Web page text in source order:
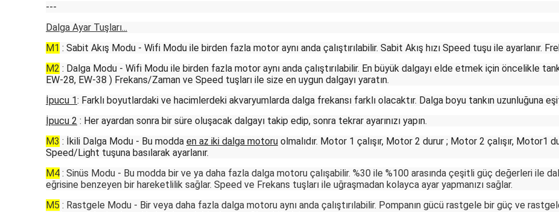
---
Dalga Ayar Tuşları...
M1 : Sabit Akış Modu - Wifi Modu ile birden fazla motor aynı anda çalıştırılabilir. Sabit Akış hızı Speed tuşu ile ayarlanır.
M2 : Dalga Modu - Wifi Modu ile birden fazla motor aynı anda çalıştırılabilir. En büyük dalgayı elde etmek için öncelikle
EW-28, EW-38 ) Frekans/Zaman ve Speed tuşları ile size en uygun dalgayı yaratın.
İpucu 1: Farklı boyutlardaki ve hacimlerdeki akvaryumlarda dalga frekansı farklı olacaktır. Dalga boyu tankın uzunluğuna
İpucu 2 : Her ayardan sonra bir süre oluşacak dalgayı takip edip, sonra tekrar ayarınızı yapın.
M3 : İkili Dalga Modu - Bu modda en az iki dalga motoru olmalıdır. Motor 1 çalışır, Motor 2 durur ; Motor 2 çalışır, Motor1
Speed/Light tuşuna basılarak ayarlanır.
M4 : Sinüs Modu - Bu modda bir ve ya daha fazla dalga motoru çalışabilir. %30 ile %100 arasında çeşitli güç değerleri ile
eğrisine benzeyen bir hareketlilik sağlar. Speed ve Frekans tuşları ile uğraşmadan kolayca ayar yapmanızı sağlar.
M5 : Rastgele Modu - Bir veya daha fazla dalga motoru aynı anda çalıştırılabilir. Pompanın gücü rastgele bir güç ve